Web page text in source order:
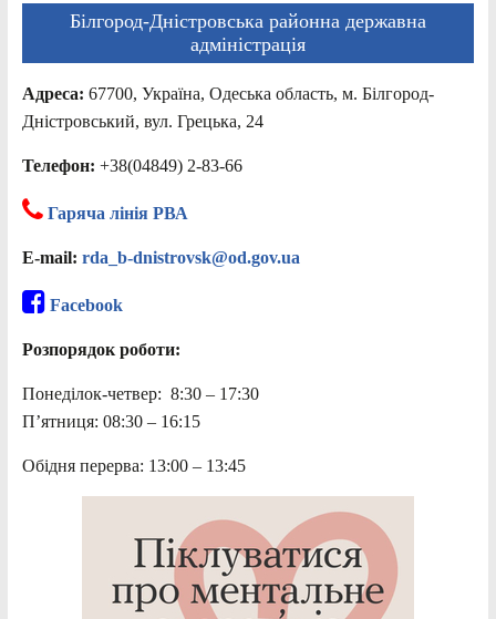
Білгород-Дністровська районна державна
адміністрація
Адреса: 67700, Україна, Одеська область, м. Білгород-
Дністровський, вул. Грецька, 24
Телефон: +38(04849) 2-83-66
Гаряча лінія РВА
E-mail: rda_b-dnistrovsk@od.gov.ua
Facebook
Розпорядок роботи:
Понеділок-четвер: 8:30 – 17:30
П’ятниця: 08:30 – 16:15
Обідня перерва: 13:00 – 13:45